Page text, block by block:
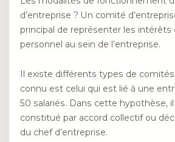
d’entreprise ? Un comité
principal de représenter les intérêts
personnel au sein de l’entreprise.
Il existe différents types de
connu est celui qui est lié à une
50 salariés. Dans cette hypothèse,
constitué par accord collectif ou
du chef d’entreprise.